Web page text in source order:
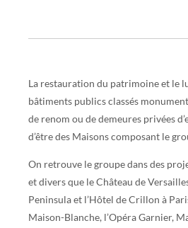
La restauration du patrimoine et le
bâtiments publics classés
de renom ou de demeures privées
d’être des Maisons composant le
On retrouve le groupe dans des
et divers que le Château de
Peninsulaet l’Hôtel de Crillon à
Maison-Blanche, l’Opéra Garnier,